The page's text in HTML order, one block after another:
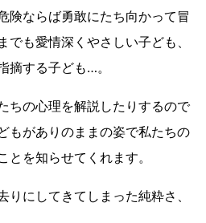
険ならば勇敢にたち向かって冒
でも愛情深くやさしい子ども、
摘する子ども…。
ちの心理を解説したりするので
もがありのままの姿で私たちの
を知らせてくれます。
にしてきてしまった純粋さ、